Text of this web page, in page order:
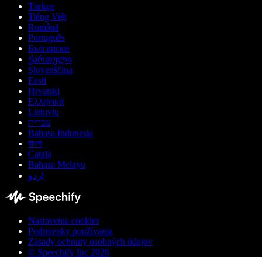
Türkçe
Tiếng Việt
Română
Português
Български
ქართული
Slovenščina
Eesti
Hrvatski
Ελληνικά
Lietuvių
עברית
Bahasa Indonesia
বাংলা
Català
Bahasa Melayu
اردو
Nastavenia cookies
Podmienky používania
Zásady ochrany osobných údajov
© Speechify Inc 2026